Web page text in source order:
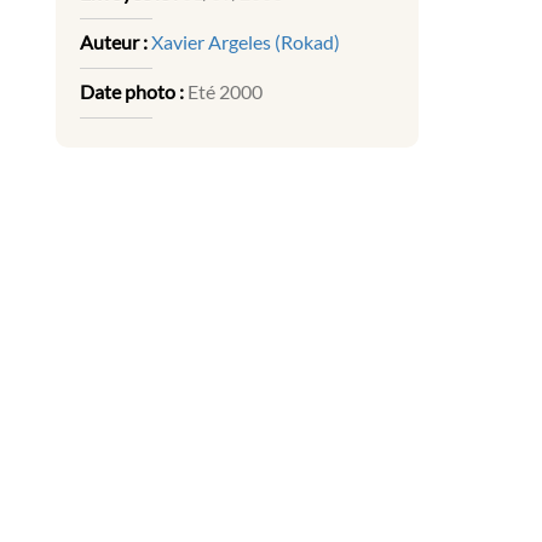
Auteur :Xavier Argeles (Rokad)
Date photo : Eté 2000